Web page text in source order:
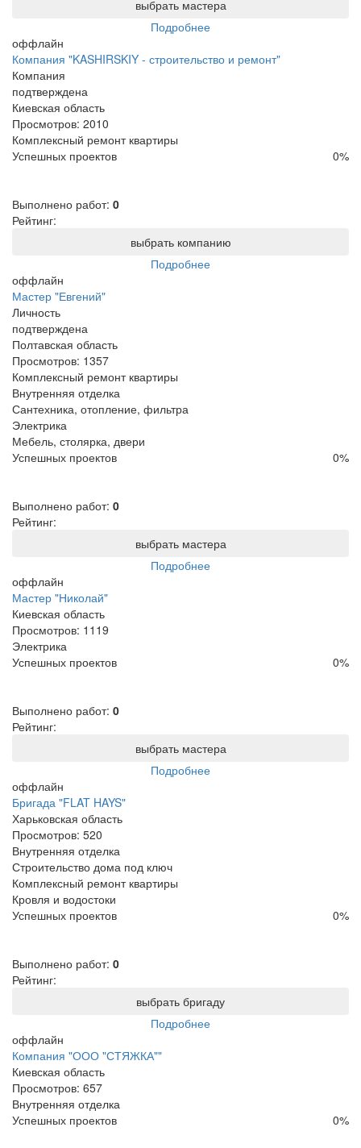
выбрать мастера
Подробнее
оффлайн
Компания "KASHIRSKIY - строительство и ремонт"
Компания
подтверждена
Киевская область
Просмотров: 2010
Комплексный ремонт квартиры
Успешных проектов
0%
Выполнено работ: 0
Рейтинг:
выбрать компанию
Подробнее
оффлайн
Мастер "Евгений"
Личность
подтверждена
Полтавская область
Просмотров: 1357
Комплексный ремонт квартиры
Внутренняя отделка
Сантехника, отопление, фильтра
Электрика
Мебель, столярка, двери
Успешных проектов
0%
Выполнено работ: 0
Рейтинг:
выбрать мастера
Подробнее
оффлайн
Мастер "Николай"
Киевская область
Просмотров: 1119
Электрика
Успешных проектов
0%
Выполнено работ: 0
Рейтинг:
выбрать мастера
Подробнее
оффлайн
Бригада "FLAT HAYS"
Харьковская область
Просмотров: 520
Внутренняя отделка
Строительство дома под ключ
Комплексный ремонт квартиры
Кровля и водостоки
Успешных проектов
0%
Выполнено работ: 0
Рейтинг:
выбрать бригаду
Подробнее
оффлайн
Компания "ООО "СТЯЖКА""
Киевская область
Просмотров: 657
Внутренняя отделка
Успешных проектов
0%